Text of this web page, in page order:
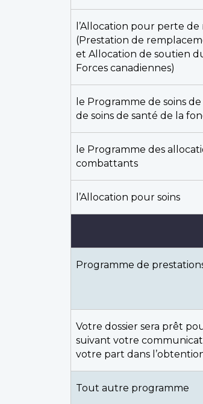
l’Allocation pour perte de
(Prestation de
et Allocation de soutien
Forces canadiennes)
le Programme de soins
de soins de santé de la
le Programme des
combattants
l’Allocation pour soins
Programme de
Votre dossier sera prêt
suivant votre
votre part dans
Tout autre programme